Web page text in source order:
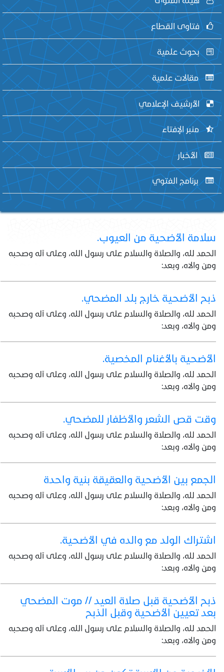
فتاوى القطاع
بحوث علمية
مقالات علمية
الأرشيف الإعلامي
منبر الإفتاء
الأخبار
برنامج الفتوي
سلامة الأضحية من العيوب.
الحمد لله، والصلاة والسلام على رسول الله، وعلى آله وصحبه
ومن والاه، وبعد:
ذبح الأضحية خارج بلد المضحي.
الحمد لله، والصلاة والسلام على رسول الله، وعلى آله وصحبه
ومن والاه، وبعد:
الأضحية بالأغنام المخصية.
الحمد لله، والصلاة والسلام على رسول الله، وعلى آله وصحبه
ومن والاه، وبعد:
وقت قص الشعر والأظفار للمضحي.
الحمد لله، والصلاة والسلام على رسول الله، وعلى آله وصحبه
ومن والاه، وبعد:
الجمع بين الأضحية والعقيقة بنية واحدة
الحمد لله، والصلاة والسلام على رسول الله، وعلى آله وصحبه
ومن والاه، وبعد:
اشتراك الولد مع والده في الأضحية.
الحمد لله، والصلاة والسلام على رسول الله، وعلى آله وصحبه
ومن والاه، وبعد:
ذبح الأضحية قبل صلاة العيد // موت المضحي
بعد تعيين الأضحية وقبل الذبح
الحمد لله، والصلاة والسلام على رسول الله، وعلى آله وصحبه
ومن والاه، وبعد: